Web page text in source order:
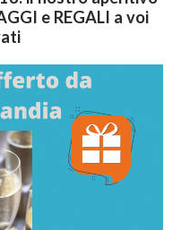
e REGALI a voi